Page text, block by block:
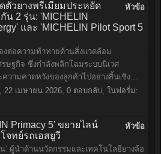
หัวข้อ
ดตัวยางพรีเมียมประหยัด
น 2 รุ่น: 'MICHELIN
และ 'MICHELIN Pilot Sport 5
งต่อความท้าทายด้านสิ่งแวดล้อม
รษฐกิจ ซึ่งกำลังพลิกโฉมระบบนิเวศ
วามคาดหวังของลูกค้าไปอย่างสิ้นเชิง...
, 22 เมษายน 2026, 0 ตอบกลับ, ในฟอรั่ม:
หัวข้อ
Primacy 5’ ขยายไลน์
ทย์รถเอสยูวี
’ ผู้นำด้านนวัตกรรมและเทคโนโลยียางล้อ